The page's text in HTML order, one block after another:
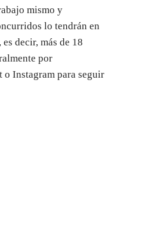
mismo y
lo tendrán en
decir, más de 18
por
o Instagram para seguir